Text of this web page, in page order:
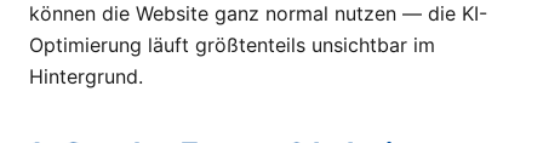
können die Website ganz normal nutzen — die KI-
Optimierung läuft größtenteils unsichtbar im
Hintergrund.